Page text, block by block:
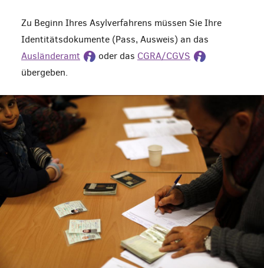
Zu Beginn Ihres Asylverfahrens müssen Sie Ihre
Identitätsdokumente (Pass, Ausweis) an das
Ausländeramt
oder das CGRA/CGVS
übergeben.